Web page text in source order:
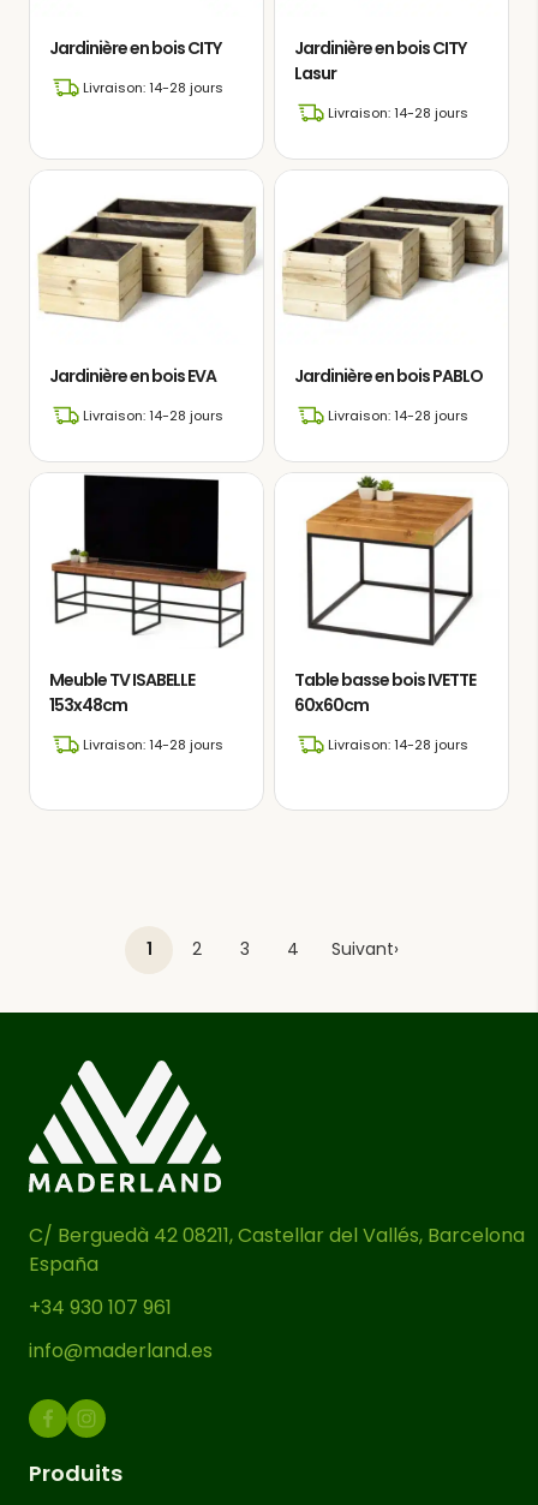
Jardinière en bois CITY
Livraison: 14-28 jours
Jardinière en bois CITY
Lasur
Livraison: 14-28 jours
Jardinière en bois EVA
Livraison: 14-28 jours
Jardinière en bois PABLO
Livraison: 14-28 jours
Meuble TV ISABELLE
153x48cm
Livraison: 14-28 jours
Table basse bois IVETTE
60x60cm
Livraison: 14-28 jours
1 2 3 4 Suivant›
C/ Berguedà 42 08211, Castellar del Vallés, Barcelona
España
+34 930 107 961
info@maderland.es
Produits